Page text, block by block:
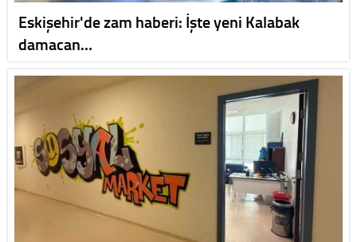
Eskişehir'de zam haberi: İşte yeni Kalabak
damacan…